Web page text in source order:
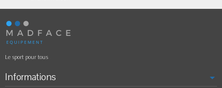
Le sport pour tous
Informations